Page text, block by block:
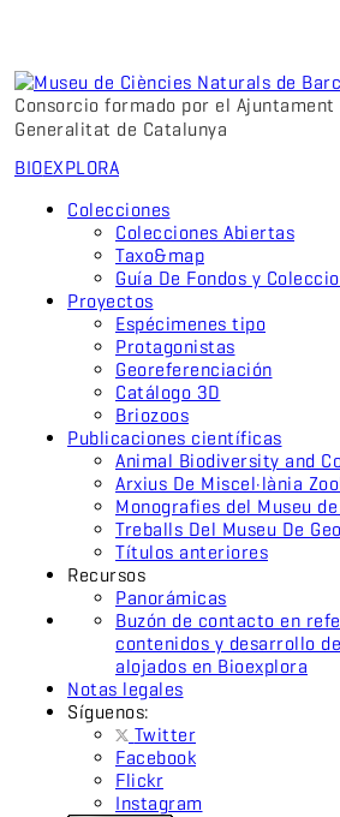
Consorcio formado por el Ajuntament
Generalitat de Catalunya
BIOEXPLORA
Colecciones
Colecciones Abiertas
Taxo&map
Guía De Fondos y
Proyectos
Espécimenes tipo
Protagonistas
Georeferenciación
Catálogo 3D
Briozoos
Publicaciones científicas
Animal Biodiversity and
Arxius De Miscel·lània
Monografies del Museu
Treballs Del Museu De
Títulos anteriores
Recursos
Panorámicas
Buzón de contacto en
contenidos y desarrollo
alojados en Bioexplora
Notas legales
Síguenos:
Twitter
Facebook
Flickr
Instagram